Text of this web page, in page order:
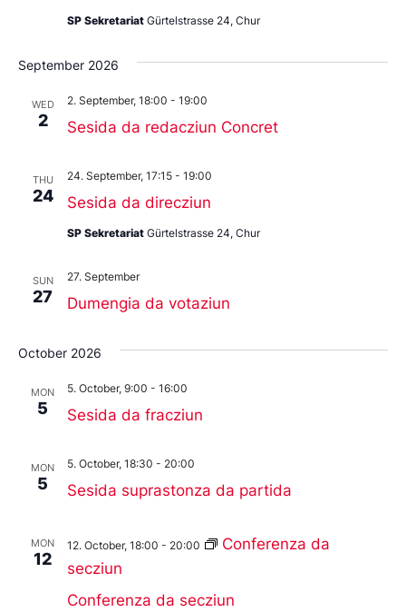
SP Sekretariat Gürtelstrasse 24, Chur
September 2026
WED
2 Sesida da redacziun Concret
2. September, 18:00 - 19:00
THU
24 Sesida da direcziun
24. September, 17:15 - 19:00
SP Sekretariat Gürtelstrasse 24, Chur
SUN
27 Dumengia da votaziun
27. September
October 2026
MON
5 Sesida da fracziun
5. October, 9:00 - 16:00
MON
5 Sesida suprastonza da partida
5. October, 18:30 - 20:00
MON
12
Conferenza da secziun
12. October, 18:00 - 20:00
Conferenza da
secziun